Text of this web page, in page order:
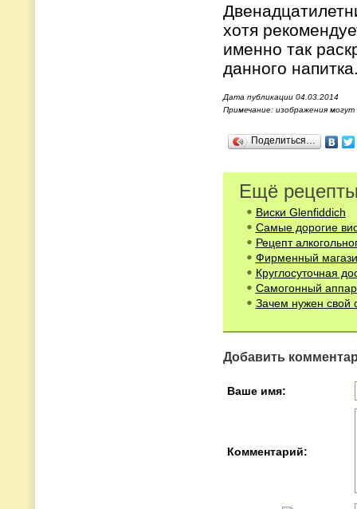
хотя
именно так
данного
Дата публикации 04.03.2014
Примечание: изображения
Поделиться…
Ещё
Виски Glenfiddich
Самые дорогие
Рецепт
Фирменный
Круглосуточная
Самогонный
Зачем нужен свой
Добавить
Ваше имя:
Комментарий: